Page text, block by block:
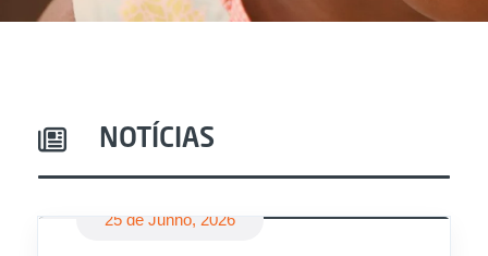
NOTÍCIAS
25 de Junho, 2026